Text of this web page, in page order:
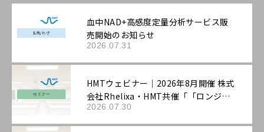
血中NAD+高感度定量分析サービス販
売開始のお知らせ
2026.07.31
HMTウェビナー｜2026年8月開催 株式
会社Rhelixa・HMT共催「「ロンジェ
ビティ」を科学する：最先端の抗老化
評価戦略」
2026.07.30